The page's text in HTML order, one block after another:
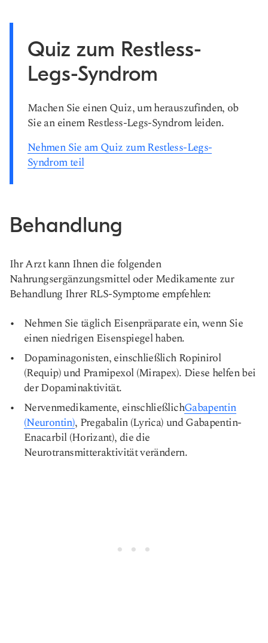
Quiz zum Restless-
Legs-Syndrom
Machen Sie einen Quiz, um herauszufinden, ob
Sie an einem Restless-Legs-Syndrom leiden.
Nehmen Sie am Quiz zum Restless-Legs-
Syndrom teil
Behandlung
Ihr Arzt kann Ihnen die folgenden
Nahrungsergänzungsmittel oder Medikamente zur
Behandlung Ihrer RLS-Symptome empfehlen:
Nehmen Sie täglich Eisenpräparate ein, wenn Sie
einen niedrigen Eisenspiegel haben.
Dopaminagonisten, einschließlich Ropinirol
(Requip) und Pramipexol (Mirapex). Diese helfen bei
der Dopaminaktivität.
Nervenmedikamente, einschließlichGabapentin
(Neurontin), Pregabalin (Lyrica) und Gabapentin-
Enacarbil (Horizant), die die
Neurotransmitteraktivität verändern.